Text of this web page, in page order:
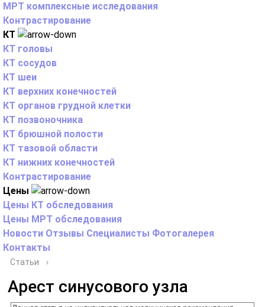
МРТ комплексные исследования
Контрастирование
КТ
КТ головы
КТ сосудов
КТ шеи
КТ верхних конечностей
КТ органов грудной клетки
КТ позвоночника
КТ брюшной полости
КТ тазовой области
КТ нижних конечностей
Контрастирование
Цены
Цены КТ обследования
Цены МРТ обследования
Новости Отзывы Специалисты Фотогалерея
Контакты
Статьи ›
Арест синусового узла